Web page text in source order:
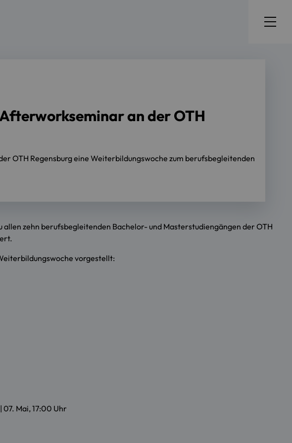
an der OTH
OTH Regensburg eine Weiterbildungswoche zum berufsbegleitenden
zehn berufsbegleitenden Bachelor- und Masterstudiengängen der OTH
vorgestellt:
Mai, 17:00 Uhr